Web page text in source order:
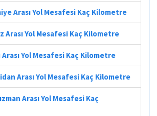
Arası Yol Mesafesi Kaç Kilometre
Arası Yol Mesafesi Kaç Kilometre
Yol Mesafesi Kaç Kilometre
Arası Yol Mesafesi Kaç Kilometre
Arası Yol Mesafesi Kaç